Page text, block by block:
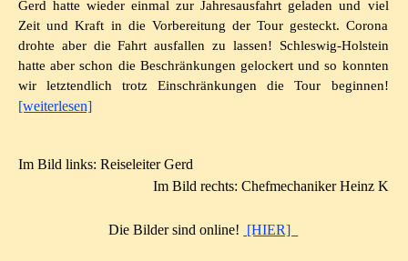
Gerd hatte wieder einmal zur Jahresausfahrt geladen und viel
Zeit und Kraft in die Vorbereitung der Tour gesteckt. Corona
drohte aber die Fahrt ausfallen zu lassen! Schleswig-Holstein
hatte aber schon die Beschränkungen gelockert und so konnten
wir letztendlich trotz Einschränkungen die Tour beginnen!
[weiterlesen]
Im Bild links: Reiseleiter Gerd
Im Bild rechts: Chefmechaniker Heinz K
Die Bilder sind online! [HIER]